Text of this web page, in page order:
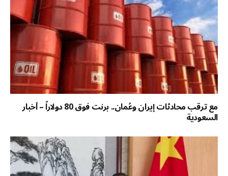
مع ترقب محادثات إيران وعُمان.. برنت فوق 80 دولاراً – أخبار
السعودية